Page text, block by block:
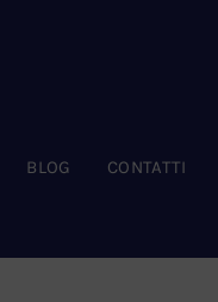
BLOG CONTATTI